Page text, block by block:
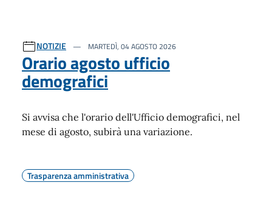
NOTIZIE MARTEDÌ, 04 AGOSTO 2026
Orario agosto ufficio
demografici
Si avvisa che l'orario dell'Ufficio demografici, nel
mese di agosto, subirà una variazione.
Trasparenza amministrativa